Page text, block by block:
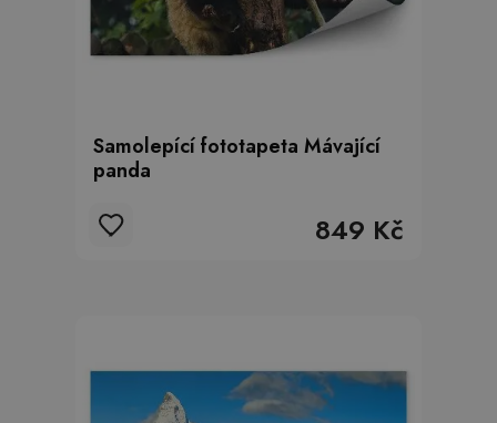
Samolepící fototapeta Mávající
panda
849 Kč